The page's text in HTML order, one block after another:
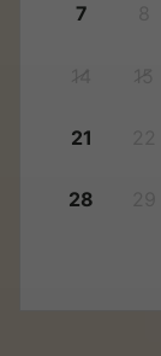
7
14
21
28